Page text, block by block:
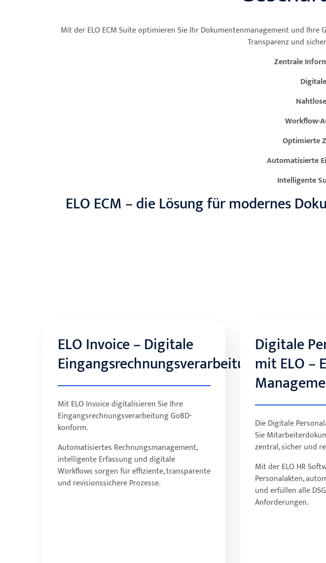
Mit der ELO ECM Suite optimieren Sie Ihr Dokumentenmanagement und
Transparenz und
Zentrale
Workflow-
Optimierte
Automatisierte
Intelligente
ELO ECM – die Lösung für modernes
ELO Invoice – Digitale
Eingangsrechnungsverarbeitung
Mit ELO Invoice digitalisieren Sie Ihre
Eingangsrechnungsverarbeitung GoBD-
konform.
Automatisiertes Rechnungsmanagement,
intelligente Erfassung und digitale
Workflows sorgen für effiziente, transparente
und revisionssichere Prozesse.
ELO Invoice – Digitale
Eingangsrechnungsverarbeitung
Automatisierte Workflows steigern die
Produktivität und reduzieren manuelle
Digitale Archivierung ersetzt teure
Papierarchive und senkt langfristig
Betriebskosten.
Alle Änderungen an Dokumenten werden
Digitale
mit ELO –
Die Digitale
Sie
zentral, sicher und
Mit der ELO HR
Personalakten,
und erfüllen alle
Anforderungen.
Digitale
mit ELO –
administrative
Greifen Sie
auf
Homeoffice
Alle sensiblen